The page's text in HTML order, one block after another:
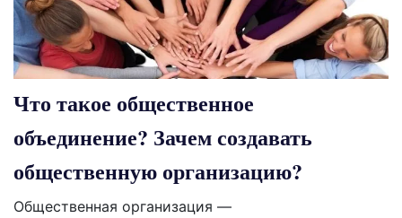
Что такое общественное
объединение? Зачем создавать
общественную организацию?
Общественная организация —